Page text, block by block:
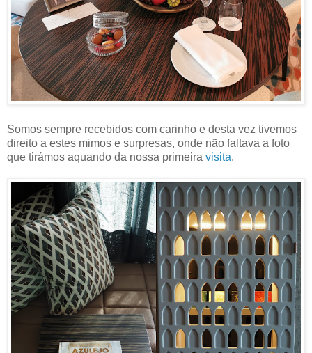
Somos sempre recebidos com carinho e desta vez tivemos
direito a estes mimos e surpresas, onde não faltava a foto
que tirámos aquando da nossa primeira visita.